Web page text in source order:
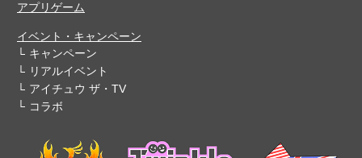
アプリゲーム
イベント・キャンペーン
キャンペーン
リアルイベント
アイチュウ ザ・TV
コラボ